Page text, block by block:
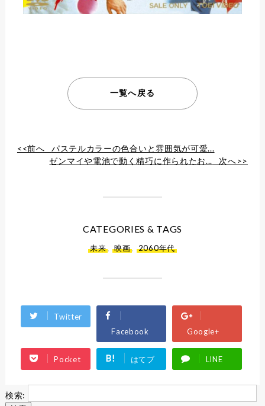
一覧へ戻る
<<前へ パステルカラーの色合いと雰囲気が可愛...
ゼンマイや電池で動く精巧に作られたお... 次へ>>
CATEGORIES & TAGS
未来 , 映画 , 2060年代
Twitter
Facebook
Google+
Pocket B! はてブ LINE
検索: